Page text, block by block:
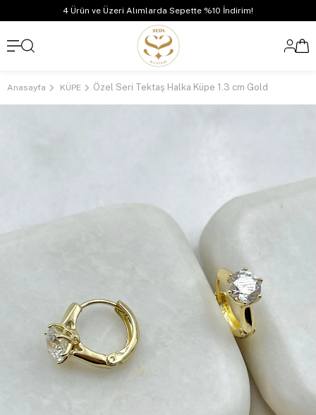
4 Ürün ve Üzeri Alımlarda Sepette %10 İndirim!
Anasayfa KÜPE Özel Seri Tektaş Halka Küpe 1.3 cm Gold